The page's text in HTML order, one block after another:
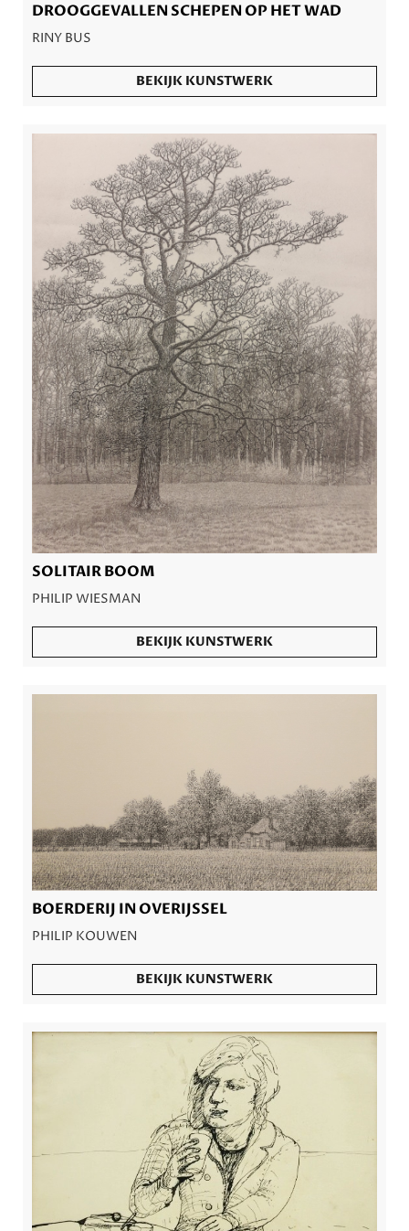
DROOGGEVALLEN SCHEPEN OP HET WAD
RINY BUS
BEKIJK KUNSTWERK
SOLITAIR BOOM
PHILIP WIESMAN
BEKIJK KUNSTWERK
BOERDERIJ IN OVERIJSSEL
PHILIP KOUWEN
BEKIJK KUNSTWERK